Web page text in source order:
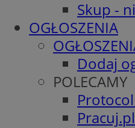
Skup -
OGŁOSZENIA
Dodaj
POLECAMY